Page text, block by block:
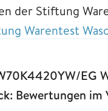
der Stiftung
Warentest
EG
Bewertungen im